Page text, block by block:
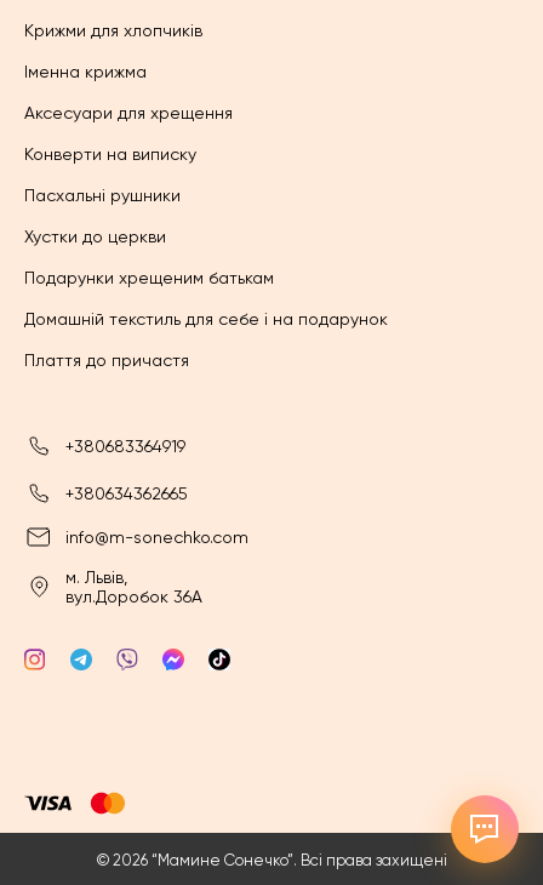
Крижми для хлопчиків
Іменна крижма
Аксесуари для хрещення
Конверти на виписку
Пасхальні рушники
Хустки до церкви
Подарунки хрещеним батькам
Домашній текстиль для себе і на подарунок
Плаття до причастя
+380683364919
+380634362665
info@m-sonechko.com
м. Львів,
вул.Доробок 36А
© 2026 “Мамине Сонечко”. Всі права захищені